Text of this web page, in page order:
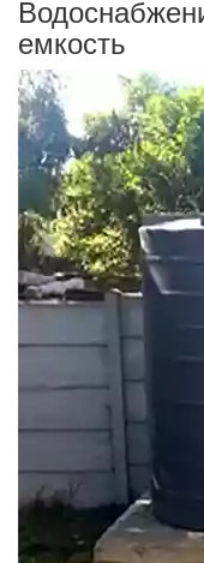
емкость